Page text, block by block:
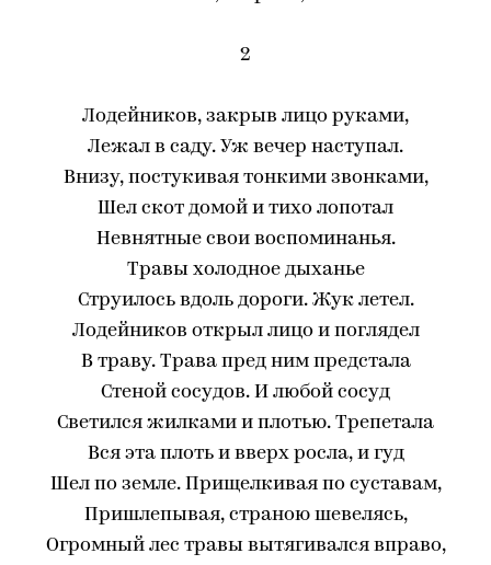
2
Лодейников, закрыв лицо руками,
Лежал в саду. Уж вечер наступал.
Внизу, постукивая тонкими звонками,
Шел скот домой и тихо лопотал
Невнятные свои воспоминанья.
Травы холодное дыханье
Струилось вдоль дороги. Жук летел.
Лодейников открыл лицо и поглядел
В траву. Трава пред ним предстала
Стеной сосудов. И любой сосуд
Светился жилками и плотью. Трепетала
Вся эта плоть и вверх росла, и гуд
Шел по земле. Прищелкивая по суставам,
Пришлепывая, страною шевелясь,
Огромный лес травы вытягивался вправо,